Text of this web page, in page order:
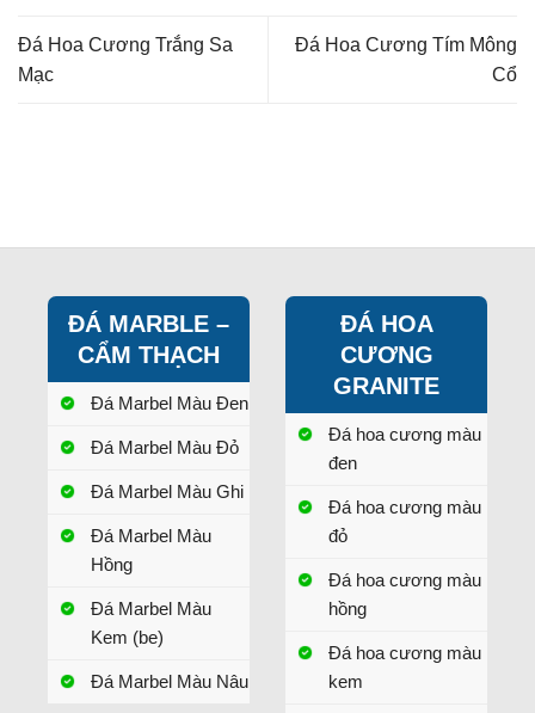
Đá Hoa Cương Trắng Sa
Mạc
Đá Hoa Cương Tím Mông
Cổ
ĐÁ MARBLE –
CẨM THẠCH
Đá Marbel Màu Đen
Đá Marbel Màu Đỏ
Đá Marbel Màu Ghi
Đá Marbel Màu
Hồng
Đá Marbel Màu
Kem (be)
Đá Marbel Màu Nâu
ĐÁ HOA
CƯƠNG
GRANITE
Đá hoa cương màu
đen
Đá hoa cương màu
đỏ
Đá hoa cương màu
hồng
Đá hoa cương màu
kem